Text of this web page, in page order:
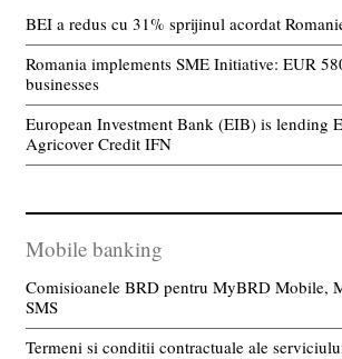
BEI a redus cu 31% sprijinul acordat
Romania implements SME Initiative: EUR
businesses
European Investment Bank (EIB) is lending
Agricover Credit IFN
Mobile banking
Comisioanele BRD pentru MyBRD Mobile,
SMS
Termeni si conditii contractuale ale